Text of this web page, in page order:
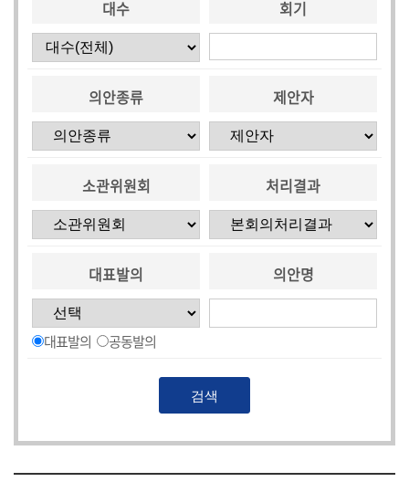
대수 회기
의안종류 제안자
소관위원회 처리결과
대표발의
대표발의 공동발의
의안명